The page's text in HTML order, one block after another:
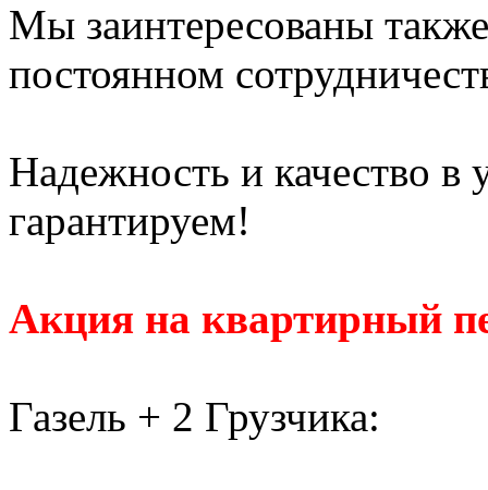
Мы заинтересованы
постоянном
Надежность и качество в
гарантируем!
Акция на квартирный
Газель + 2 Грузчика: